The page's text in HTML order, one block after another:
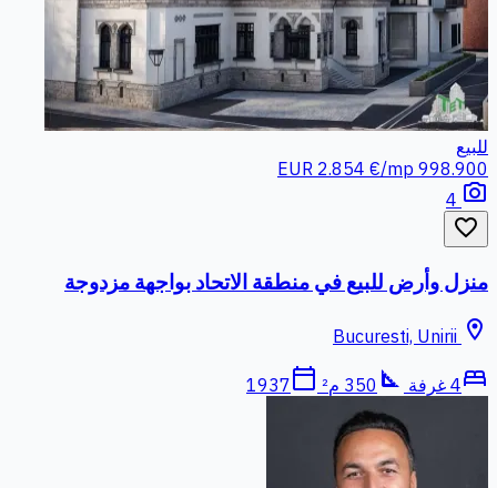
للبيع
998.900 EUR
2.854 €/mp
photo_camera
favorite_border
منزل وأرض للبيع في منطقة الاتحاد بواجهة مزدوجة
location_on
bed4 غرفة square_foot 350 م² calendar_today
1937